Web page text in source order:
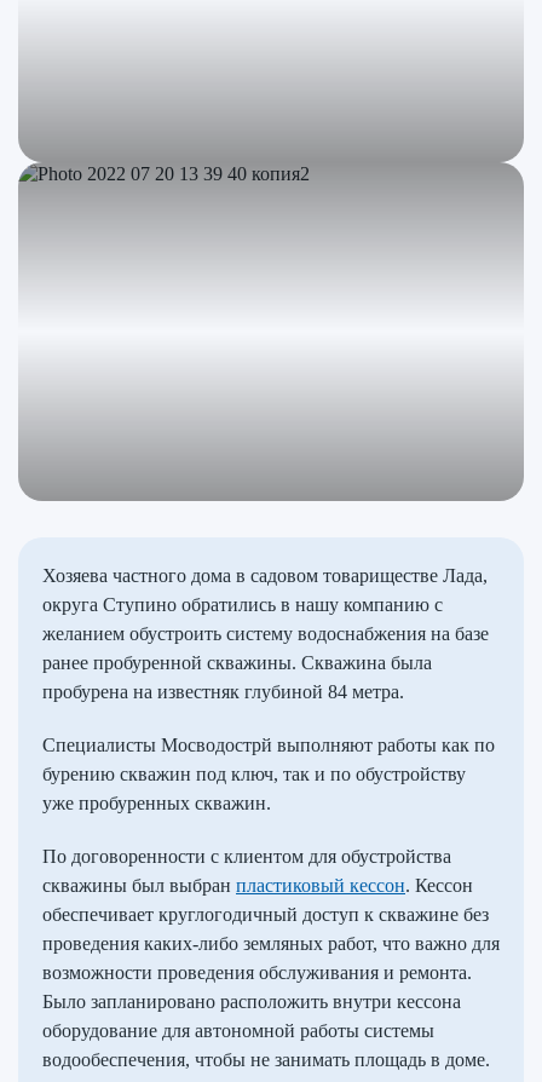
Хозяева частного дома в садовом товариществе Лада,
округа Ступино обратились в нашу компанию с
желанием обустроить систему водоснабжения на базе
ранее пробуренной скважины. Скважина была
пробурена на известняк глубиной 84 метра.
Специалисты Мосводострй выполняют работы как по
бурению скважин под ключ, так и по обустройству
уже пробуренных скважин.
По договоренности с клиентом для обустройства
скважины был выбран пластиковый кессон. Кессон
обеспечивает круглогодичный доступ к скважине без
проведения каких-либо земляных работ, что важно для
возможности проведения обслуживания и ремонта.
Было запланировано расположить внутри кессона
оборудование для автономной работы системы
водообеспечения, чтобы не занимать площадь в доме.